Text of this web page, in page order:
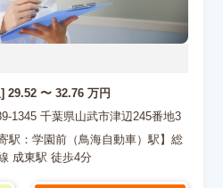
29.52 〜 32.76 万円
1345 千葉県山武市津辺245番地3
寄駅：学園前（鳥海自動車）駅】総
成東駅 徒歩4分